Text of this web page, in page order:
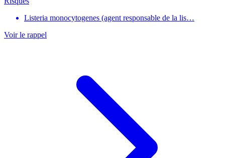
Listeria monocytogenes (agent responsable de la lis…
Voir le rappel